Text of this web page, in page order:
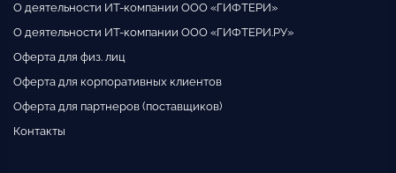
О деятельности ИТ-компании ООО «ГИФТЕРИ»
О деятельности ИТ-компании ООО «ГИФТЕРИ.РУ»
Оферта для физ. лиц
Оферта для корпоративных клиентов
Оферта для партнеров (поставщиков)
Контакты